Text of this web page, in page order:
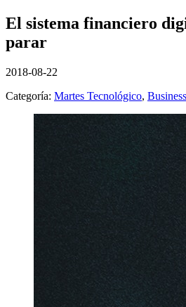
El sistema financiero
parar
2018-08-22
Categoría: Martes Tecnológico,